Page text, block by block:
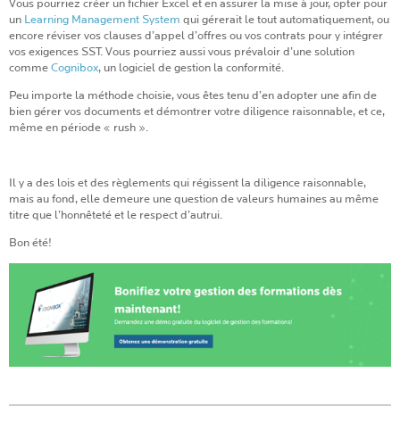
Vous pourriez créer un fichier Excel et en assurer la mise à jour, opter pour
un Learning Management System qui gérerait le tout automatiquement, ou
encore réviser vos clauses d’appel d’offres ou vos contrats pour y intégrer
vos exigences SST. Vous pourriez aussi vous prévaloir d’une solution
commeCognibox, un logiciel de gestion la conformité.
Peu importe la méthode choisie, vous êtes tenu d’en adopter une afin de
bien gérer vos documents et démontrer votre diligence raisonnable, et ce,
même en période « rush ».
Il y a des lois et des règlements qui régissent la diligence raisonnable,
mais au fond, elle demeure une question de valeurs humaines au même
titre que l’honnêteté et le respect d’autrui.
Bon été!